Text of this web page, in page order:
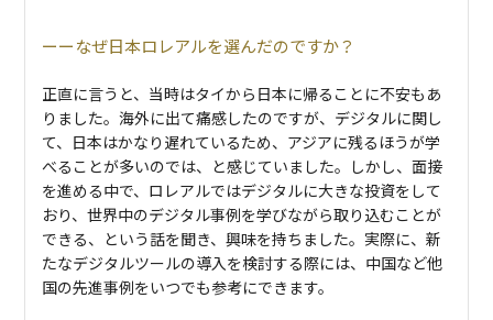
なぜ日本ロレアルを選んだのですか？
正直に言うと、当時はタイから日本に帰ることに不安もあ
りました。海外に出て痛感したのですが、デジタルに関し
て、日本はかなり遅れているため、アジアに残るほうが学
べることが多いのでは、と感じていました。しかし、面接
を進める中で、ロレアルではデジタルに大きな投資をして
おり、世界中のデジタル事例を学びながら取り込むことが
できる、という話を聞き、興味を持ちました。実際に、新
たなデジタルツールの導入を検討する際には、中国など他
国の先進事例をいつでも参考にできます。